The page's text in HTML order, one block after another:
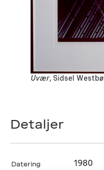
Uvær, Sidsel Westbø
Detaljer
Datering 1980